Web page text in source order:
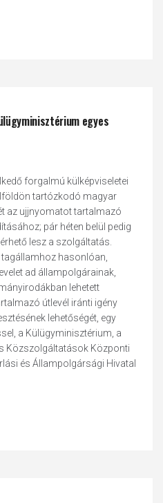
egyes
forgalmú külképviseletei
tartózkodó magyar
az ujjnyomatot tartalmazó
pár héten belül pedig
lesz a szolgáltatás.
hasonlóan,
ad állampolgárainak,
lehetett
útlevél iránti igény
lehetőségét, egy
a Külügyminisztérium, a
Közszolgáltatások Központi
és Állampolgársági Hivatal